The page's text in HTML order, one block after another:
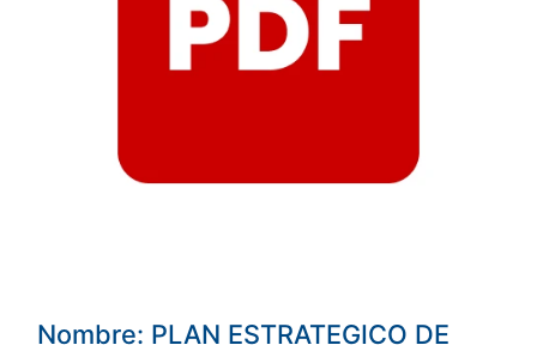
Nombre: PLAN ESTRATEGICO DE